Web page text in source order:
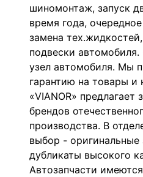
шиномонтаж, запуск
время года, о
замена
подвески
узел автомобиля. Мы
гарантию на товары и
«VIANOR» предлагает
брендов
производства. В
выбор - оригинальные
дубликаты высокого
Автозапчасти